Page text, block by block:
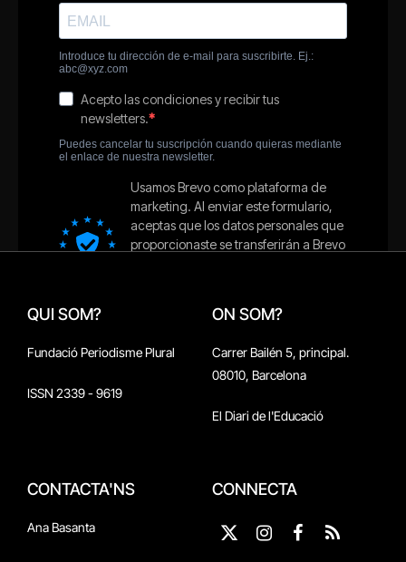
QUI SOM?
Fundació Periodisme Plural
ISSN 2339 - 9619
ON SOM?
Carrer Bailén 5, principal.
08010, Barcelona
El Diari de l'Educació
CONTACTA'NS
Ana Basanta
CONNECTA
X
Instagram
Facebook
RSS